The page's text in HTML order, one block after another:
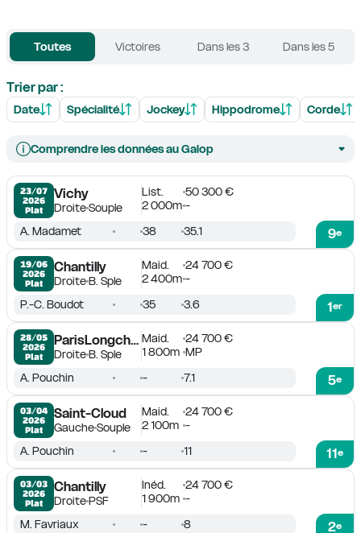
Toutes Victoires Dans les 3 Dans les 5
Trier par :
Date Spécialité Jockey Hippodrome Corde
Comprendre les données au Galop
23/07
2026
Plat
Vichy
DroiteSouple
List.
50 300 €
2 000m -
9e
A. Madamet 38 35.1
19/06
2026
Plat
Chantilly
DroiteB. Sple
Maid.
24 700 €
2 400m -
1er
P.-C. Boudot 35 3.6
28/05
2026
Plat
ParisLongchamp
DroiteB. Sple
Maid.
24 700 €
1 800m MP
5e
A. Pouchin - 7.1
03/04
2026
Plat
Saint-Cloud
GaucheSouple
Maid.
24 700 €
2 100m -
11e
A. Pouchin - 11
03/03
2026
Plat
Chantilly
DroitePSF
Inéd.
24 700 €
1 900m -
2e
M. Favriaux - 8